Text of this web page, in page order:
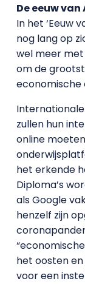
De eeuw van
In het ‘Eeuw
nog lang op
wel meer
om de
economische
zullen hun
online
het erkende
Diploma’s
als Google
henzelf zijn
het oosten
voor een